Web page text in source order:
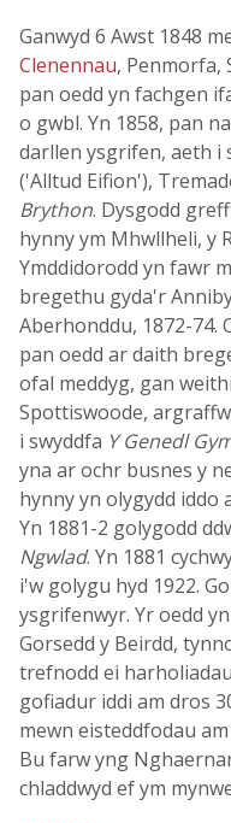
Ganwyd 6 Awst 1848
Clenennau, Penmorfa,
pan oedd yn fachgen
o gwbl. Yn 1858, pan
darllen ysgrifen, aeth i
('Alltud Eifion'),
Brython. Dysgodd
hynny ym Mhwllheli, y
Ymddidorodd yn fawr
bregethu gyda'r
Aberhonddu, 1872-74.
pan oedd ar daith
ofal meddyg, gan
Spottiswoode,
i swyddfa Y Genedl
yna ar ochr busnes y
hynny yn olygydd iddo
Yn 1881-2 golygodd
Ngwlad. Yn 1881
i'w golygu hyd 1922.
ysgrifenwyr. Yr oedd
Gorsedd y Beirdd,
trefnodd ei
gofiadur iddi am dros
mewn eisteddfodau
Bu farw yng
chladdwyd ef ym